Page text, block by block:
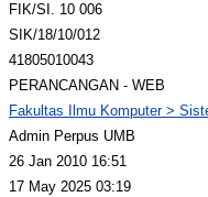
FIK/SI. 10 006
SIK/18/10/012
41805010043
PERANCANGAN - WEB
Fakultas Ilmu Komputer >
Admin Perpus UMB
26 Jan 2010 16:51
17 May 2025 03:19